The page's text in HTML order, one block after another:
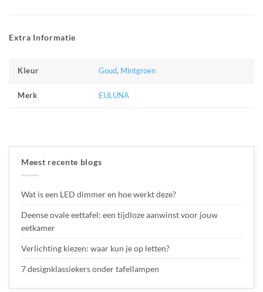
Extra Informatie
Kleur Goud, Mintgroen
Merk EULUNA
Meest recente blogs
Wat is een LED dimmer en hoe werkt deze?
Deense ovale eettafel: een tijdloze aanwinst voor jouw
eetkamer
Verlichting kiezen: waar kun je op letten?
7 designklassiekers onder tafellampen